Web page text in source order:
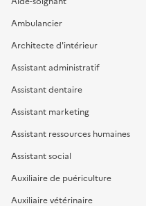
Ambulancier
Architecte d'intérieur
Assistant administratif
Assistant dentaire
Assistant marketing
Assistant ressources humaines
Assistant social
Auxiliaire de puériculture
Auxiliaire vétérinaire